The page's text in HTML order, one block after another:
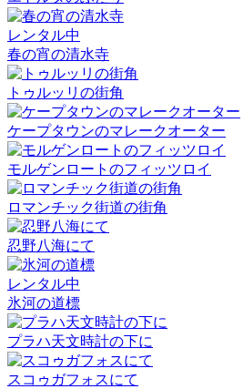
レンタル中
春の宵の清水寺
トゥルッリの街角
ケープタウンのマレークオーター
モルゲンロートのフィッツロイ
ロマンチック街道の街角
忍野八海にて
レンタル中
氷河の道標
プラハ天文時計の下に
スコゥガフォスにて